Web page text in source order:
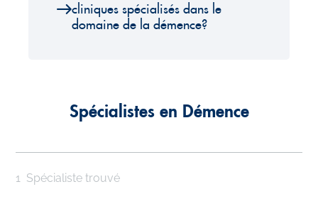
cliniques spécialisés dans le
domaine de la démence?
Spécialistes en Démence
1 Spécialiste trouvé